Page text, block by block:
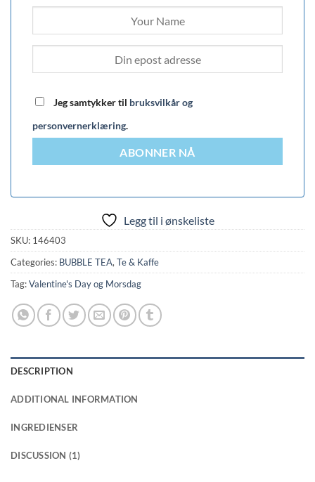
Jeg samtykker til bruksvilkår og
personvernerklæring.
ABONNER NÅ
Legg til i ønskeliste
SKU: 146403
Categories: BUBBLE TEA,Te & Kaffe
Tag:Valentine's Day og Morsdag
DESCRIPTION
ADDITIONAL INFORMATION
INGREDIENSER
DISCUSSION (1)